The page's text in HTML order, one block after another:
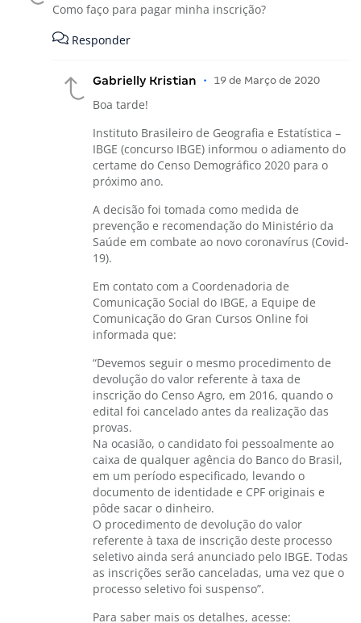
Como faço para pagar minha inscrição?
Responder
Gabrielly Kristian • 19 de Março de 2020
Boa tarde!
Instituto Brasileiro de Geografia e Estatística –
IBGE (concurso IBGE) informou o adiamento do
certame do Censo Demográfico 2020 para o
próximo ano.
A decisão foi tomada como medida de
prevenção e recomendação do Ministério da
Saúde em combate ao novo coronavírus (Covid-
19).
Em contato com a Coordenadoria de
Comunicação Social do IBGE, a Equipe de
Comunicação do Gran Cursos Online foi
informada que:
“Devemos seguir o mesmo procedimento de
devolução do valor referente à taxa de
inscrição do Censo Agro, em 2016, quando o
edital foi cancelado antes da realização das
provas.
Na ocasião, o candidato foi pessoalmente ao
caixa de qualquer agência do Banco do Brasil,
em um período especificado, levando o
documento de identidade e CPF originais e
pôde sacar o dinheiro.
O procedimento de devolução do valor
referente à taxa de inscrição deste processo
seletivo ainda será anunciado pelo IBGE. Todas
as inscrições serão canceladas, uma vez que o
processo seletivo foi suspenso”.
Para saber mais os detalhes, acesse: